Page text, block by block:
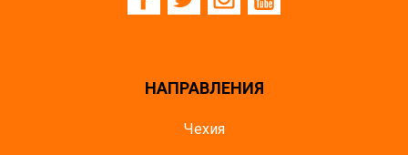
НАПРАВЛЕНИЯ
Чехия